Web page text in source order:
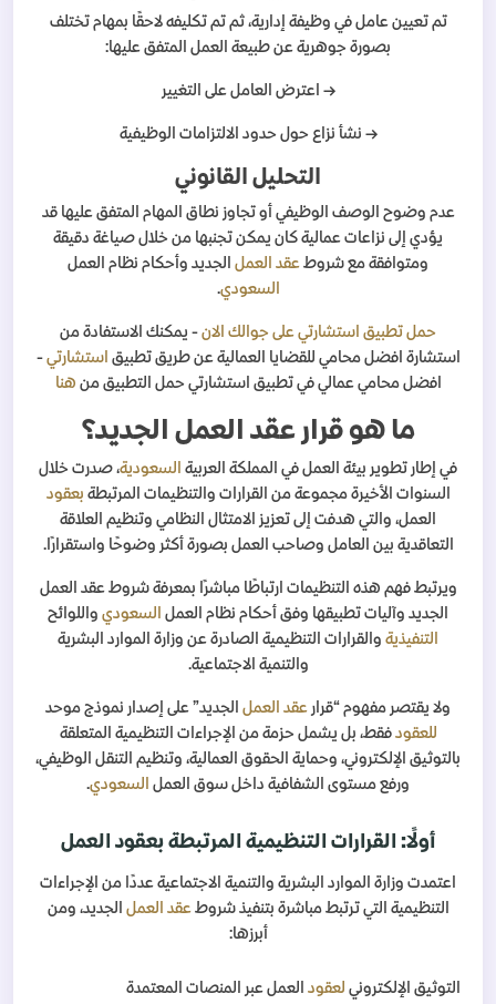
تم تعيين عامل في وظيفة إدارية، ثم تم تكليفه لاحقًا بمهام تختلف
بصورة جوهرية عن طبيعة العمل المتفق عليها:
→ اعترض العامل على التغيير
→ نشأ نزاع حول حدود الالتزامات الوظيفية
التحليل القانوني
عدم وضوح الوصف الوظيفي أو تجاوز نطاق المهام المتفق عليها قد
يؤدي إلى نزاعات عمالية كان يمكن تجنبها من خلال صياغة دقيقة
ومتوافقة مع شروط عقد العمل الجديد وأحكام نظام العمل
السعودي.
حمل تطبيق استشارتي على جوالك الان - يمكنك الاستفادة من
استشارة افضل محامي للقضايا العمالية عن طريق تطبيق استشارتي-
افضل محامي عمالي في تطبيق استشارتي حمل التطبيق من هنا
ما هو قرار عقد العمل الجديد؟
في إطار تطوير بيئة العمل في المملكة العربية السعودية، صدرت خلال
السنوات الأخيرة مجموعة من القرارات والتنظيمات المرتبطة بعقود
العمل، والتي هدفت إلى تعزيز الامتثال النظامي وتنظيم العلاقة
التعاقدية بين العامل وصاحب العمل بصورة أكثر وضوحًا واستقرارًا.
ويرتبط فهم هذه التنظيمات ارتباطًا مباشرًا بمعرفة شروط عقد العمل
الجديد وآليات تطبيقها وفق أحكام نظام العمل السعودي واللوائح
التنفيذية والقرارات التنظيمية الصادرة عن وزارة الموارد البشرية
والتنمية الاجتماعية.
ولا يقتصر مفهوم “قرار عقد العمل الجديد” على إصدار نموذج موحد
للعقودفقط، بل يشمل حزمة من الإجراءات التنظيمية المتعلقة
بالتوثيق الإلكتروني، وحماية الحقوق العمالية، وتنظيم التنقل الوظيفي،
ورفع مستوى الشفافية داخل سوق العمل السعودي.
أولًا: القرارات التنظيمية المرتبطة بعقود العمل
اعتمدت وزارة الموارد البشرية والتنمية الاجتماعية عددًا من الإجراءات
التنظيمية التي ترتبط مباشرة بتنفيذ شروطعقد العمل الجديد، ومن
أبرزها:
التوثيق الإلكتروني لعقود العمل عبر المنصات المعتمدة